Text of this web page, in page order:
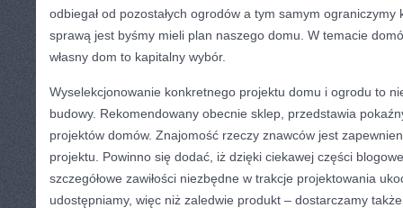
odbiegał od pozostałych ogrodów a tym samym ograniczymy
sprawą jest byśmy mieli plan naszego domu. W temacie
własny dom to kapitalny wybór.
Wyselekcjonowanie konkretnego projektu domu i ogrodu to
budowy. Rekomendowany obecnie sklep, przedstawia
projektów domów. Znajomość rzeczy znawców jest
projektu. Powinno się dodać, iż dzięki ciekawej części
szczegółowe zawiłości niezbędne w trakcje projektowania
udostępniamy, więc niż zaledwie produkt – dostarczamy